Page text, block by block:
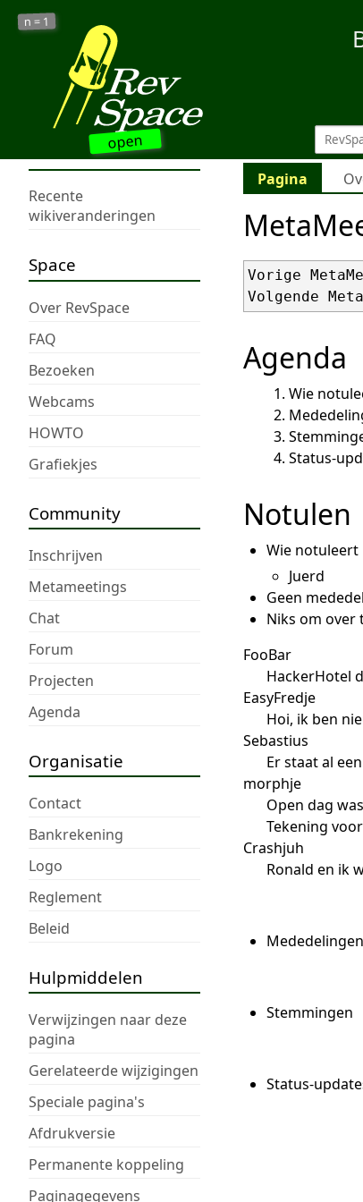
open
n = 1
Recente
wikiveranderingen
Space
Over RevSpace
FAQ
Bezoeken
Webcams
HOWTO
Grafiekjes
Community
Inschrijven
Metameetings
Chat
Forum
Projecten
Agenda
Organisatie
Contact
Bankrekening
Logo
Reglement
Beleid
Hulpmiddelen
Verwijzingen naar deze
pagina
Gerelateerde wijzigingen
Speciale pagina's
Afdrukversie
Permanente koppeling
Paginagegevens
Pagina
Vorige
Volgende
Agenda
Wie
Status-
Notulen
Wie notuleert
Juerd
Geen
Niks om over
FooBar
HackerHotel
EasyFredje
Hoi, ik ben
Sebastius
Er staat al
morphje
Open dag
Tekening
Crashjuh
Ronald en ik
Stemmingen
Status-